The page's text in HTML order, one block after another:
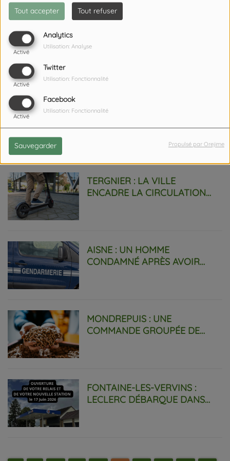
Tout accepter Tout refuser
Analytics
Activé
Utilisation: Analyse
Twitter
Activé
Utilisation: Fonctionnalité
Facebook
Activé
Utilisation: Fonctionnalité
Sauvegarder Propulsé par Orejime
HALTÉROPHILIE.
ARCHON : JOURNÉE PORTES
AISNE : L’INTERCO DU PAYS
TERGNIER : LA VILLE
ENCADRE LA CIRCULATION
AISNE : UN HOMME
CONDAMNÉ APRÈS AVOIR
MONDREPUIS : UNE
COMMANDE GROUPÉE DE
FONTAINE-LES-VERVINS :
LECLERC DÉBARQUE DANS